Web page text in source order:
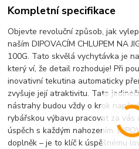
Kompletní specifikace
Objevte revoluční způsob, jak
naším DIPOVACÍM CHLUPEM NA
100G. Tato skvělá vychytávka je
který ví, že detail rozhoduje! Při
inovativní tekutina automaticky
zvyšuje její atraktivitu. Tato
nástrahy budou vždy o krok
rybářskou výbavu pracovat za vás
úspěch s každým nahozením.
doplněk – je to klíč k úspěšnému